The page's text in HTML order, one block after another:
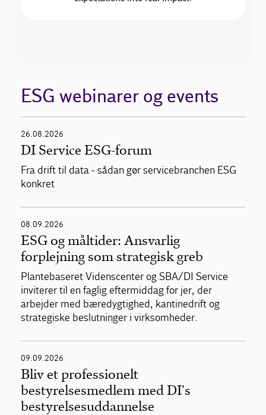
ESG webinarer og events
26.08.2026
DI Service ESG-forum
Fra drift til data - sådan gør servicebranchen ESG
konkret
08.09.2026
ESG og måltider: Ansvarlig
forplejning som strategisk greb
Plantebaseret Videnscenter og SBA/DI Service
inviterer til en faglig eftermiddag for jer, der
arbejder med bæredygtighed, kantinedrift og
strategiske beslutninger i virksomheder.
09.09.2026
Bliv et professionelt
bestyrelsesmedlem med DI's
bestyrelsesuddannelse